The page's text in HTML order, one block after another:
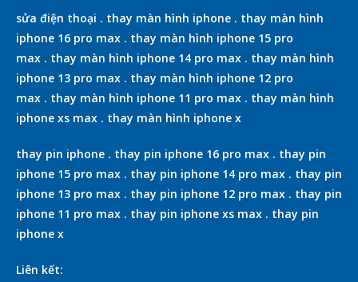
sửa điện thoại . thay màn hình iphone . thay màn hình
iphone 16 pro max . thay màn hình iphone 15 pro
max . thay màn hình iphone 14 pro max . thay màn hình
iphone 13 pro max . thay màn hình iphone 12 pro
max . thay màn hình iphone 11 pro max . thay màn hình
iphone xs max . thay màn hình iphone x
thay pin iphone . thay pin iphone 16 pro max . thay pin
iphone 15 pro max . thay pin iphone 14 pro max . thay pin
iphone 13 pro max . thay pin iphone 12 pro max . thay pin
iphone 11 pro max . thay pin iphone xs max . thay pin
iphone x
Liên kết: